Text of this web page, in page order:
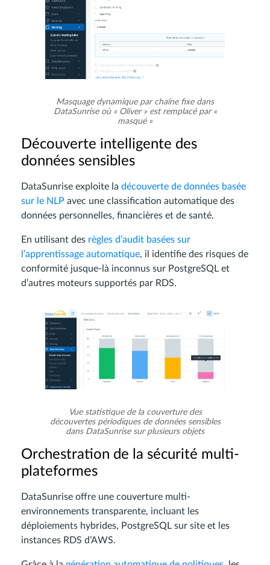
Masquage dynamique par chaîne fixe dans
DataSunrise où « Oliver » est remplacé par «
masqué »
Découverte intelligente des
données sensibles
DataSunrise exploite la découverte de données basée
sur le NLP avec une classification automatique des
données personnelles, financières et de santé.
En utilisant des règles d’audit basées sur
l’apprentissage automatique, il identifie des risques de
conformité jusque-là inconnus sur PostgreSQL et
d’autres moteurs supportés par RDS.
Vue statistique de la couverture des
découvertes périodiques de données sensibles
dans DataSunrise sur plusieurs objets
Orchestration de la sécurité multi-
plateformes
DataSunrise offre une couverture multi-
environnements transparente, incluant les
déploiements hybrides, PostgreSQL sur site et les
instances RDS d’AWS.